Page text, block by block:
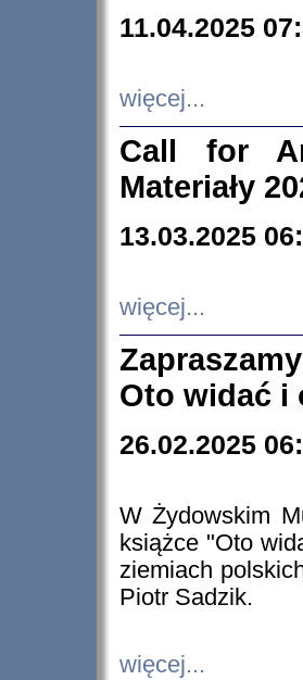
11.04.2025
więcej...
Call for
Materiały
13.03.2025
więcej...
Oto widać i
26.02.2025
W Żydowskim
książce "Oto
ziemiach
Piotr Sadzik.
więcej...